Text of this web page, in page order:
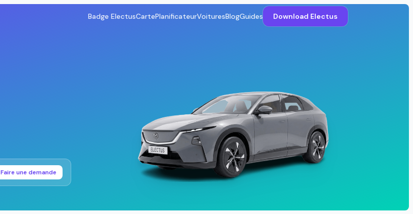
Badge ElectusCartePlanificateurVoituresBlogGuides Download Electus
Faire une demande